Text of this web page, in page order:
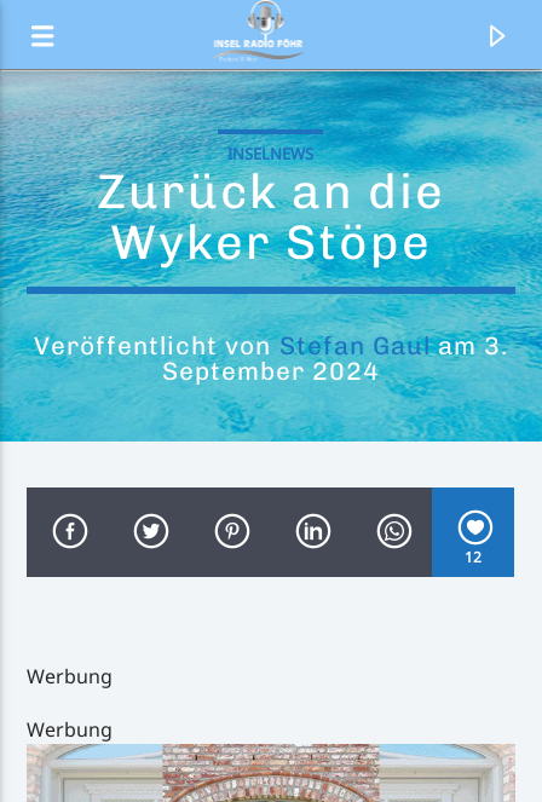
Iconic
A*Teens
INSELNEWS
Zurück an die
Wyker Stöpe
Veröffentlicht vonStefan Gaulam 3.
September 2024
12
Werbung
Werbung